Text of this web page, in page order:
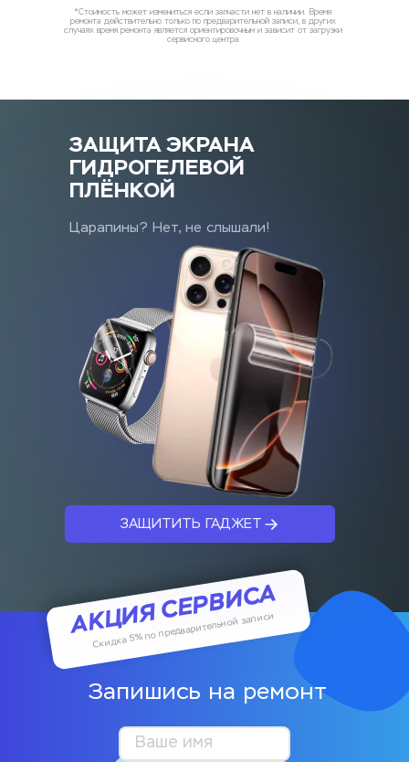
*Стоимость может измениться если запчасти нет в наличии. Время
ремонта действительно только по предварительной записи, в других
случаях время ремонта является ориентировочным и зависит от загрузки
сервисного центра.
ЗАЩИТА ЭКРАНА
ГИДРОГЕЛЕВОЙ
ПЛЁНКОЙ
Царапины? Нет, не слышали!
ЗАЩИТИТЬ ГАДЖЕТ
Запишись на ремонт
АКЦИЯ СЕРВИСА
Скидка 5% по предварительной записи